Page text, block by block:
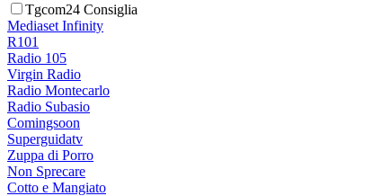
Tgcom24 Consiglia
Mediaset Infinity
R101
Radio 105
Virgin Radio
Radio Montecarlo
Radio Subasio
Comingsoon
Superguidatv
Zuppa di Porro
Non Sprecare
Cotto e Mangiato